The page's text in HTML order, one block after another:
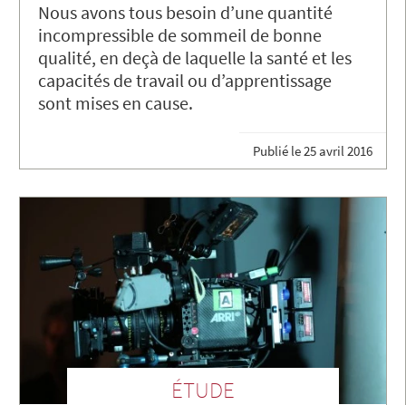
Nous avons tous besoin d’une quantité
incompressible de sommeil de bonne
qualité, en deçà de laquelle la santé et les
capacités de travail ou d’apprentissage
sont mises en cause.
Publié le25 avril 2016
ÉTUDE